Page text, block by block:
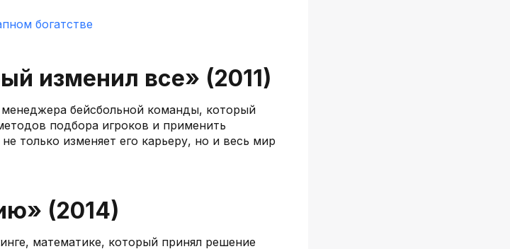
богатстве
изменил все» (2011)
бейсбольной команды, который
подбора игроков и применить
только изменяет его карьеру, но и весь мир
(2014)
математике, который принял решение